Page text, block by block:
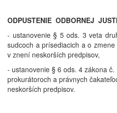
ODPUSTENIE ODBORNEJ
- ustanovenie § 5 ods. 3 veta
sudcoch a prísediacich a o
v znení neskorších predpisov,
- ustanovenie § 6 ods. 4 zákona č.
prokurátoroch a právnych
neskorších predpisov.